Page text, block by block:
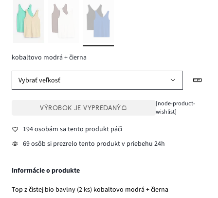
kobaltovo modrá + čierna
Vybrať veľkosť
VÝROBOK JE VYPREDANÝ
[node-product-
wishlist]
194 osobám sa tento produkt páči
69 osôb si prezrelo tento produkt v priebehu 24h
Informácie o produkte
Top z čistej bio bavlny (2 ks) kobaltovo modrá + čierna